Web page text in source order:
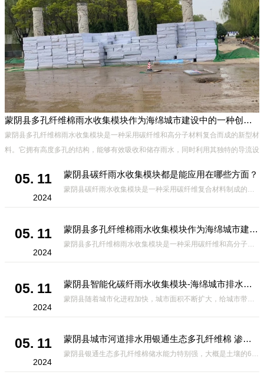
蒙阴县多孔纤维棉雨水收集模块作为海绵城市建设中的一种创新材料
蒙阴县多孔纤维棉雨水收集模块是一种采用碳纤维和高分子材料复合而成的新型材
料。它拥有高度多孔的结构，能够有效吸收和储存雨水，同时利用其独特的导流设
05. 11
2024
蒙阴县碳纤雨水收集模块都是能应用在哪些方面？
蒙阴县碳纤雨水收集模块是一种采用碳纤维复合材料制成的雨水收集装置，具有*、环保、可持续等诸多优点。这种模块的设计独特，结构轻巧且强度高，耐腐蚀，能够在各种环境条件下稳定运行。其广泛的应用领域不仅体现在城市规
05. 11
2024
蒙阴县多孔纤维棉雨水收集模块作为海绵城市建设中的一种创新材料
蒙阴县多孔纤维棉雨水收集模块是一种采用碳纤维和高分子材料复合而成的新型材料。它拥有高度多孔的结构，能够有效吸收和储存雨水，同时利用其独特的导流设计，将雨水迅速排出，有效防止城市内涝的发生。此外，该材料还具有
05. 11
2024
蒙阴县智能化碳纤雨水收集模块-海绵城市排水蓄水系统的优选项
蒙阴县随着城市化进程加快，城市面积不断扩大，给城市带来的问题也随之增加。其中之一就是水资源的短缺。雨水收集是一种解决城市水资源短缺的有效途径。在雨水收集技术中，智能化碳纤雨水收集模块的出现，为解决城市水资源
05. 11
2024
蒙阴县城市河道排水用银通生态多孔纤维棉 渗透性好重量轻
蒙阴县银通生态多孔纤维棉储水能力特别强，大概是土壤的6倍，所以在下暴雨或者是严重的雨雪天气时，能将降水量很好的吸收掉，到了天气晴朗之后又会将这些水分蒸发到空气中。这种材料在绿化环保上能起到很大的作用，能够大